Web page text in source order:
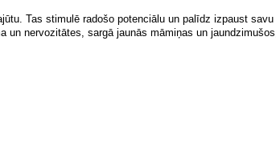
Tas stimulē radošo potenciālu un palīdz izpaust savu
nervozitātes, sargā jaunās māmiņas un